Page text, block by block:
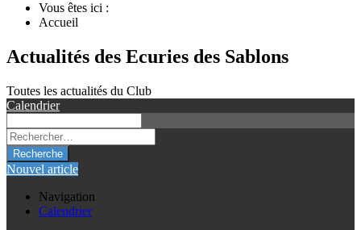
Vous êtes ici :
Accueil
Actualités des Ecuries des Sablons
Toutes les actualités du Club
Calendrier
Recherche
Nouvel article
Navigation
Calendrier